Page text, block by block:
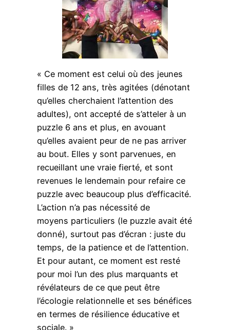
« Ce moment est celui où des jeunes
filles de 12 ans, très agitées (dénotant
qu’elles cherchaient l’attention des
adultes), ont accepté de s’atteler à un
puzzle 6 ans et plus, en avouant
qu’elles avaient peur de ne pas arriver
au bout. Elles y sont parvenues, en
recueillant une vraie fierté, et sont
revenues le lendemain pour refaire ce
puzzle avec beaucoup plus d’efficacité.
L’action n’a pas nécessité de
moyens particuliers (le puzzle avait été
donné), surtout pas d’écran : juste du
temps, de la patience et de l’attention.
Et pour autant, ce moment est resté
pour moi l’un des plus marquants et
révélateurs de ce que peut être
l’écologie relationnelle et ses bénéfices
en termes de résilience éducative et
sociale. »